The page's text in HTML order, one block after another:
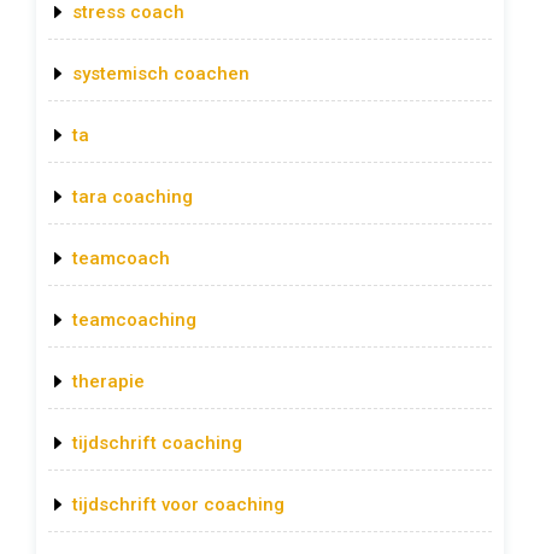
stress coach
systemisch coachen
ta
tara coaching
teamcoach
teamcoaching
therapie
tijdschrift coaching
tijdschrift voor coaching